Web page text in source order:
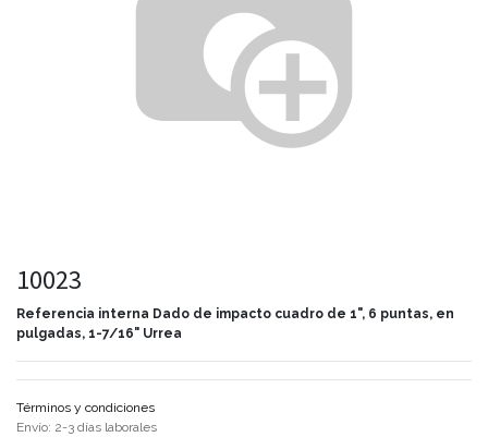
10023
Referencia interna Dado de impacto cuadro de 1", 6 puntas, en
pulgadas, 1-7/16" Urrea
Términos y condiciones
Envío: 2-3 días laborales